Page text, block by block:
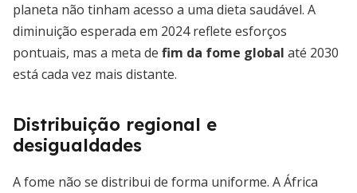
planeta não tinham acesso a uma dieta saudável. A
diminuição esperada em 2024 reflete esforços
pontuais, mas a meta de fim da fome global até 2030
está cada vez mais distante.
Distribuição regional e
desigualdades
A fome não se distribui de forma uniforme. A África